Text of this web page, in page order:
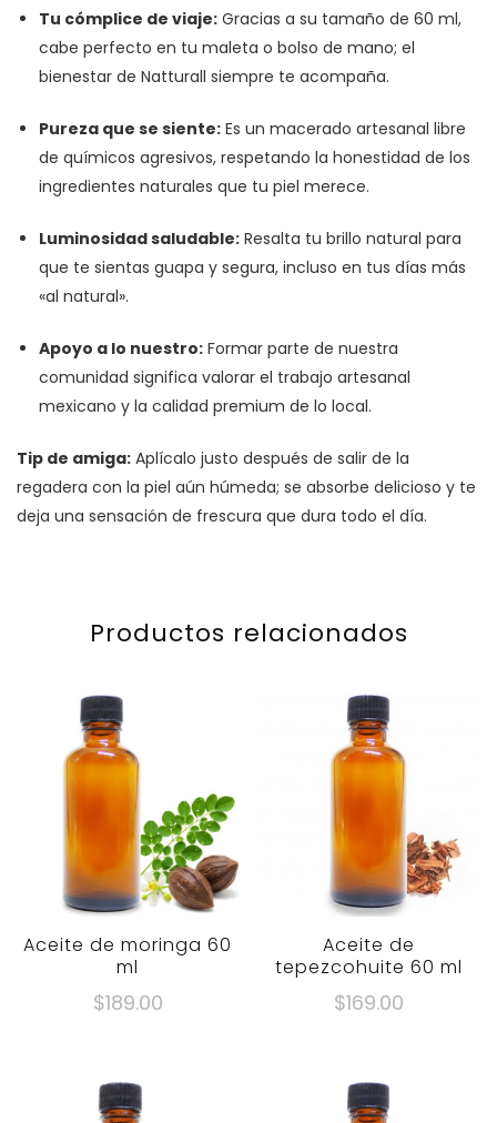
Tu cómplice de viaje: Gracias a su tamaño de 60 ml,
cabe perfecto en tu maleta o bolso de mano; el
bienestar de Natturall siempre te acompaña.
Pureza que se siente: Es un macerado artesanal libre
de químicos agresivos, respetando la honestidad de los
ingredientes naturales que tu piel merece.
Luminosidad saludable: Resalta tu brillo natural para
que te sientas guapa y segura, incluso en tus días más
«al natural».
Apoyo a lo nuestro: Formar parte de nuestra
comunidad significa valorar el trabajo artesanal
mexicano y la calidad premium de lo local.
Tip de amiga: Aplícalo justo después de salir de la
regadera con la piel aún húmeda; se absorbe delicioso y te
deja una sensación de frescura que dura todo el día.
Productos relacionados
Aceite de moringa 60
ml
$189.00
Aceite de
tepezcohuite 60 ml
$169.00